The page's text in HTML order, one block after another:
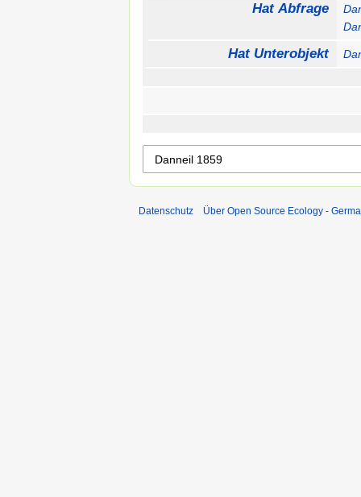
Hat Abfrage
Hat Unterobjekt
Datenschutz Über Open Source Ecology -